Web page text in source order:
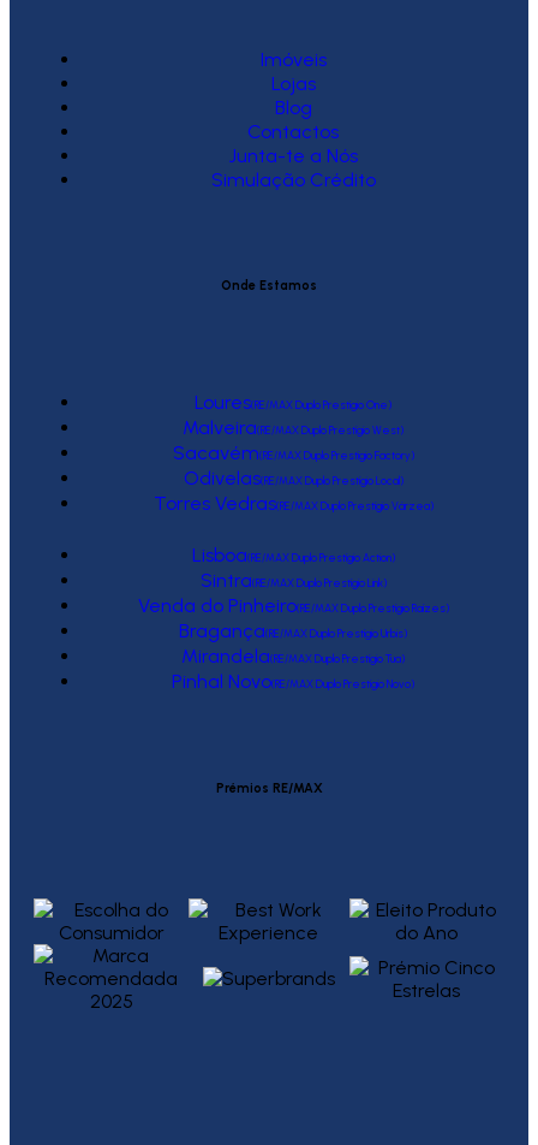
Imóveis
Lojas
Blog
Contactos
Junta-te a Nós
Simulação Crédito
Onde Estamos
Loures(RE/MAX Duplo Prestígio One)
Malveira(RE/MAX Duplo Prestígio West)
Sacavém(RE/MAX Duplo Prestígio Factory)
Odivelas(RE/MAX Duplo Prestígio Local)
Torres Vedras(RE/MAX Duplo Prestígio Várzea)
Lisboa(RE/MAX Duplo Prestígio Action)
Sintra(RE/MAX Duplo Prestígio Link)
Venda do Pinheiro(RE/MAX Duplo Prestígio Raízes)
Bragança(RE/MAX Duplo Prestígio Urbis)
Mirandela(RE/MAX Duplo Prestígio Tua)
Pinhal Novo(RE/MAX Duplo Prestígio Novo)
Prémios RE/MAX